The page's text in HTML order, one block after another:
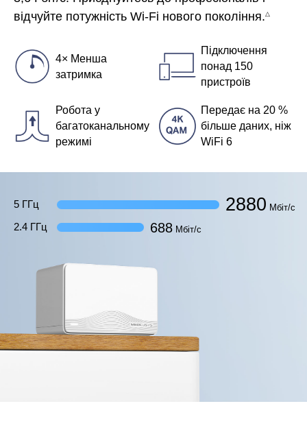
відчуйте потужність Wi-Fi нового покоління. △
4× Менша
затримка
Підключення
понад 150
пристроїв
Робота у
багатоканальному
режимі
Передає на 20 %
більше даних, ніж
WiFi 6
5 ГГц 2880 Мбіт/с
2.4 ГГц 688Мбіт/с